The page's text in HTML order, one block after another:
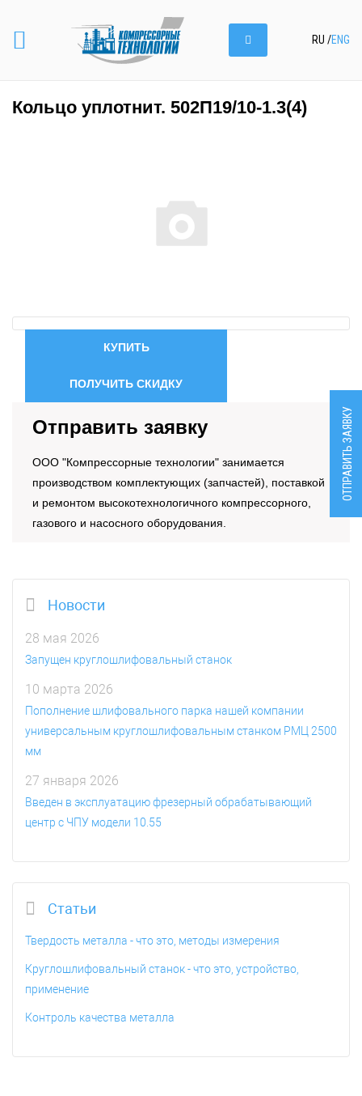
RU /ENG
Кольцо уплотнит. 502П19/10-1.3(4)
КУПИТЬ
ПОЛУЧИТЬ СКИДКУ
Отправить заявку
OOO "Компрессорные технологии" занимается
производством комплектующих (запчастей), поставкой
и ремонтом высокотехнологичного компрессорного,
газового и насосного оборудования.
Новости
28 мая 2026
Запущен круглошлифовальный станок
10 марта 2026
Пополнение шлифовального парка нашей компании
универсальным круглошлифовальным станком РМЦ 2500
мм
27 января 2026
Введен в эксплуатацию фрезерный обрабатывающий
центр с ЧПУ модели 10.55
Статьи
Твердость металла - что это, методы измерения
Круглошлифовальный станок - что это, устройство,
применение
Контроль качества металла
ОТПРАВИТЬ ЗАЯВКУ